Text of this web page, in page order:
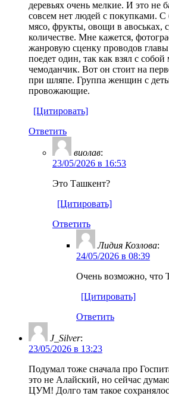
деревьях очень мелкие. И это не
совсем нет людей с покупками. С
мясо, фрукты, овощи в авоськах,
количестве. Мне кажется,
жанровую сценку проводов
поедет один, так как взял с собой
чемоданчик. Вот он стоит на
при шляпе. Группа женщин с
провожающие.
[Цитировать]
Ответить
виолав:
23/05/2026 в 16:53
Это Ташкент?
[Цитировать]
Ответить
Лидия Козлова:
24/05/2026 в 08:39
Очень возможно, что
[Цитировать]
Ответить
J_Silver:
23/05/2026 в 13:23
Подумал тоже сначала про
это не Алайский, но сейчас
ЦУМ! Долго там такое